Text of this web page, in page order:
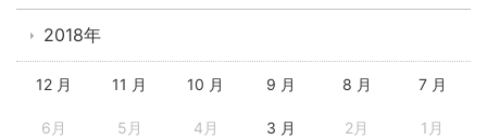
2018年
12 月 11 月 10 月 9 月 8 月 7 月
6月 5月 4月 3 月 2月 1月